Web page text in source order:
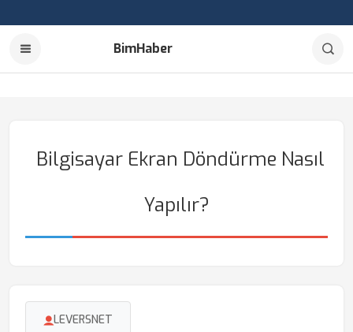
BimHaber
Bilgisayar Ekran Döndürme Nasıl
Yapılır?
LEVERSNET